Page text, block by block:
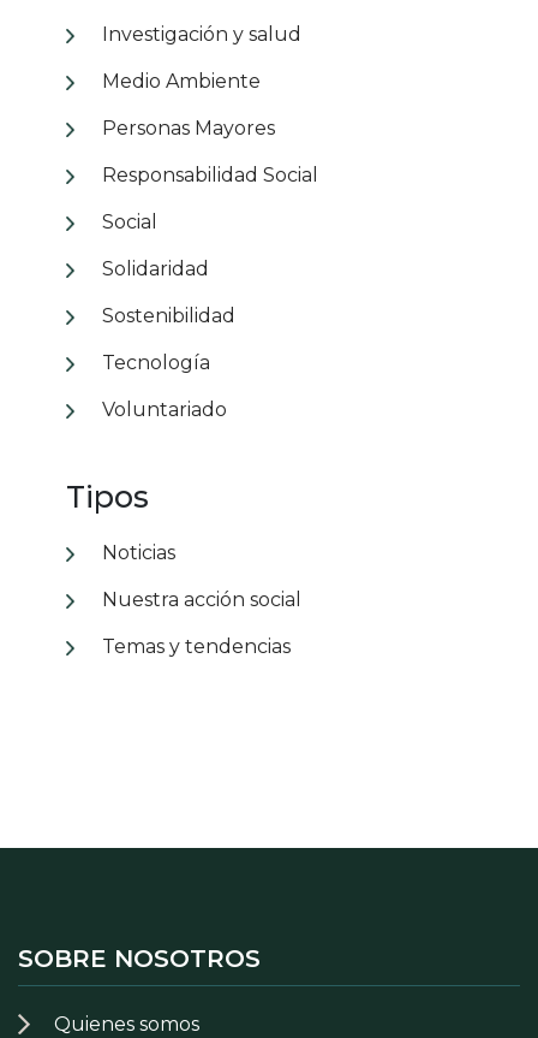
Investigación y salud
Medio Ambiente
Personas Mayores
Responsabilidad Social
Social
Solidaridad
Sostenibilidad
Tecnología
Voluntariado
Tipos
Noticias
Nuestra acción social
Temas y tendencias
SOBRE NOSOTROS
Quienes somos